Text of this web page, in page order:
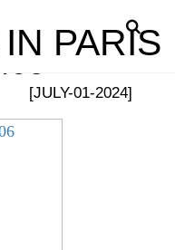
PARIS
[JULY-01-2024]